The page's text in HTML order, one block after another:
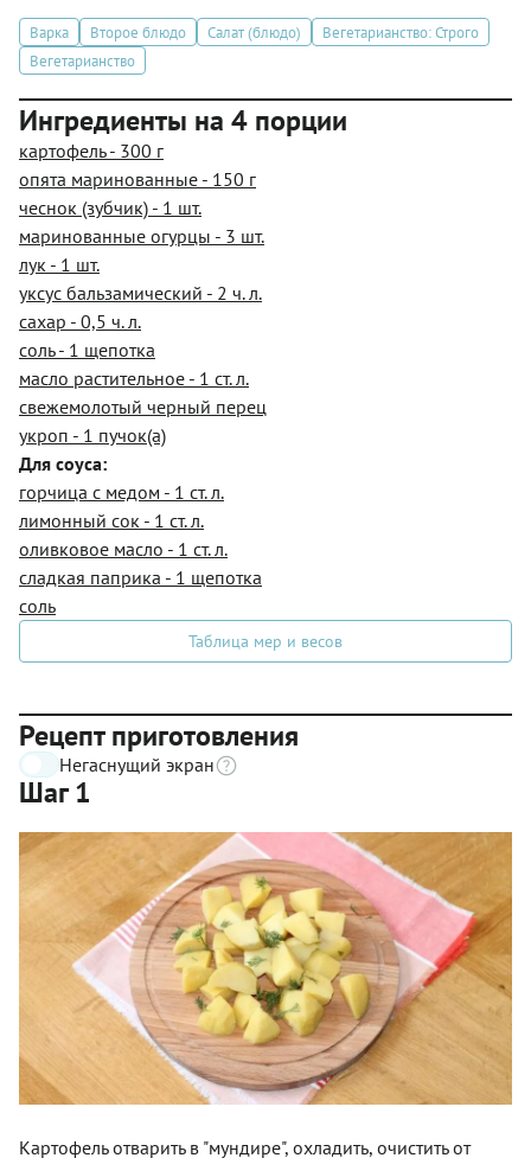
Варка Второе блюдо Салат (блюдо)
Вегетарианство: Строго
Вегетарианство
Ингредиенты на 4 порции
картофель - 300 г
опята маринованные - 150 г
чеснок (зубчик) - 1 шт.
маринованные огурцы - 3 шт.
лук - 1 шт.
уксус бальзамический - 2 ч. л.
сахар - 0,5 ч. л.
соль - 1 щепотка
масло растительное - 1 ст. л.
свежемолотый черный перец
укроп - 1 пучок(а)
Для соуса:
горчица с медом - 1 ст. л.
лимонный сок - 1 ст. л.
оливковое масло - 1 ст. л.
сладкая паприка - 1 щепотка
соль
Таблица мер и весов
Рецепт приготовления
Негаснущий экран
Шаг 1
Картофель отварить в "мундире", охладить, очистить от